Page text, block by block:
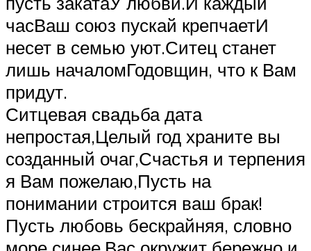
часВаш союз пускай крепчаетИ
несет в семью уют.Ситец станет
лишь началомГодовщин, что к Вам
придут.
Ситцевая свадьба дата
непростая,Целый год храните вы
созданный очаг,Счастья и терпения
я Вам пожелаю,Пусть на
понимании строится ваш брак!
Пусть любовь бескрайняя, словно